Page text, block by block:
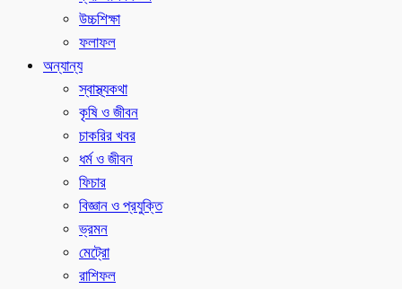
উচ্চশিক্ষা
ফলাফল
অন্যান্য
স্বাস্থ্যকথা
কৃষি ও জীবন
চাকরির খবর
ধর্ম ও জীবন
ফিচার
বিজ্ঞান ও প্রযুক্তি
ভ্রমন
মেট্রো
রাশিফল